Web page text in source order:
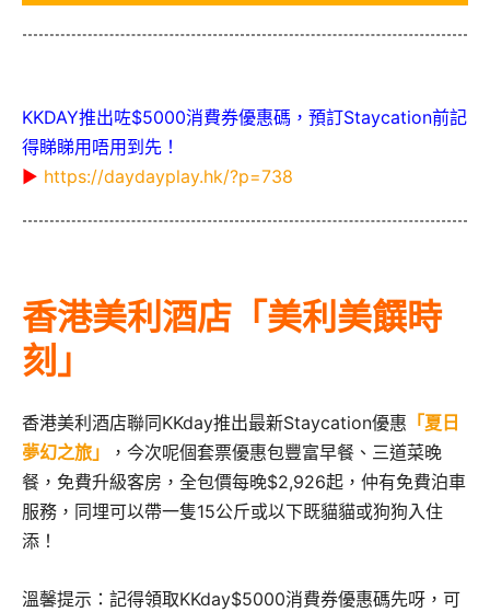
KKDAY推出咗$5000消費券優惠碼，預訂Staycation前記
得睇睇用唔用到先！
▶ https://daydayplay.hk/?p=738
香港美利酒店「美利美饌時
刻」
香港美利酒店聯同KKday推出最新Staycation優惠 「夏日
夢幻之旅」
，今次呢個套票優惠包豐富早餐、三道菜晚
餐，免費升級客房，全包價每晚$2,926起，仲有免費泊車
服務，同埋可以帶一隻15公斤或以下既貓貓或狗狗入住
添！
溫馨提示：記得領取KKday$5000消費券優惠碼先呀，可